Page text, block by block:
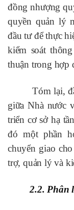
đồng nhượng
quyền quản lý
đầu tư để thực
kiểm soát
thuận trong hợp
Tóm lại,
giữa Nhà nước
triển cơ sở hạ
đó một phần
chuyển giao
trợ, quản lý và
2.2. Phân